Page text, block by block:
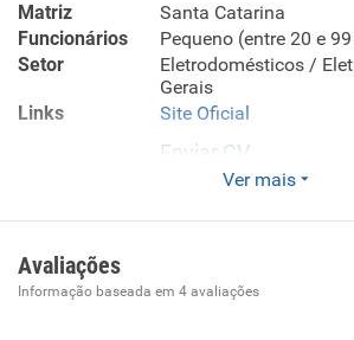
Matriz
Santa Catarina
Funcionários
Pequeno (entre 20 e
Setor
Eletrodomésticos /
Gerais
Links
Site Oficial
Enviar CV
especificados anteriormente, peças e
Ver mais
Avaliações
Informação baseada em 4 avaliações